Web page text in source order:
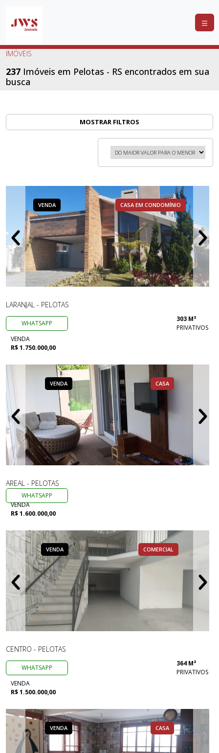
COMPRAR
LANÇAMENTOS
IMÓVEIS
237 Imóveis em Pelotas - RS encontrados em sua
busca
MOSTRAR FILTROS
VENDA CASA EM CONDOMÍNIO
LARANJAL - PELOTAS
WHATSAPP
303 M²
PRIVATIVOS
VENDA
R$ 1.750.000,00
VENDA CASA
AREAL - PELOTAS
WHATSAPP
VENDA
R$ 1.600.000,00
VENDA COMERCIAL
CENTRO - PELOTAS
WHATSAPP
364 M²
PRIVATIVOS
VENDA
R$ 1.500.000,00
VENDA CASA